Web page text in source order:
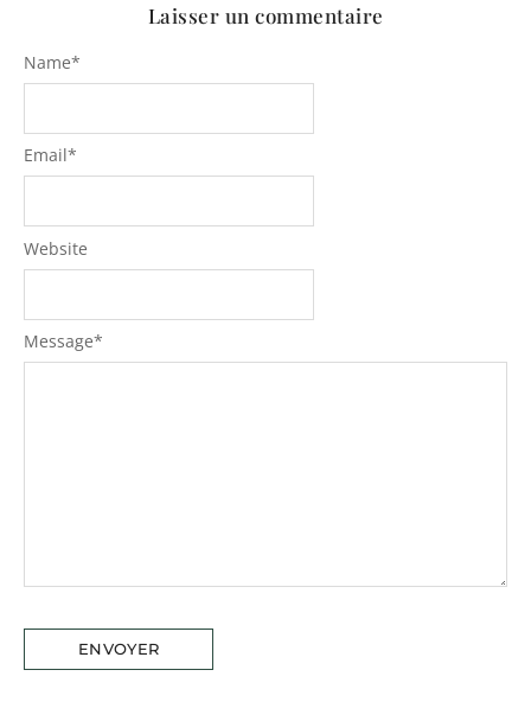
Laisser un commentaire
Message*
Name*
Email*
Website